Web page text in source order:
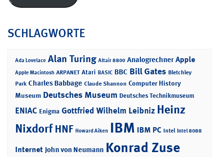
SCHLAGWORTE
Ada Lovelace Alan Turing Altair 8800 Analogrechner Apple
Apple Macintosh ARPANET Atari BASIC BBC Bill Gates Bletchley
Park Charles Babbage Claude Shannon Computer History
Museum Deutsches Museum Deutsches Technikmuseum
ENIAC Enigma Gottfried Wilhelm Leibniz Heinz
NixdorfHNF Howard Aiken IBM IBM PC Intel Intel 8088
Internet John von Neumann Konrad Zuse